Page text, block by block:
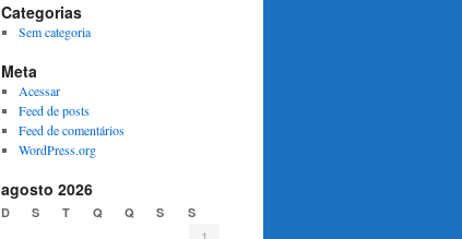
Categorias
Sem categoria
Meta
Acessar
Feed de posts
Feed de comentários
WordPress.org
agosto 2026
D S T Q Q S S